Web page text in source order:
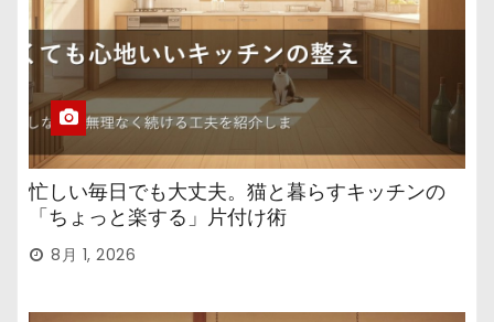
忙しい毎日でも大丈夫。猫と暮らすキッチンの
「ちょっと楽する」片付け術
8月 1, 2026